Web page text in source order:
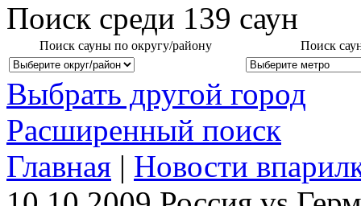
Поиск среди 139 саун
Поиск сауны по округу/району Поиск
Выбрать другой город
Расширенный поиск
Главная | Новости